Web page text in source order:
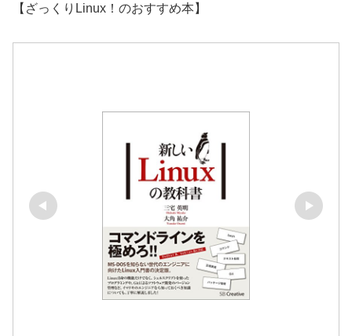
【ざっくりLinux！のおすすめ本】